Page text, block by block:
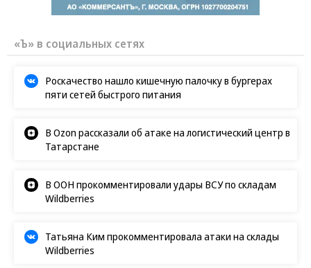
«Ъ» в социальных сетях
Роскачество нашло кишечную палочку в бургерах
пяти сетей быстрого питания
В Ozon рассказали об атаке на логистический центр в
Татарстане
В ООН прокомментировали удары ВСУ по складам
Wildberries
Татьяна Ким прокомментировала атаки на склады
Wildberries